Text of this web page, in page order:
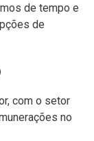
de tempo e
de
com o setor
no